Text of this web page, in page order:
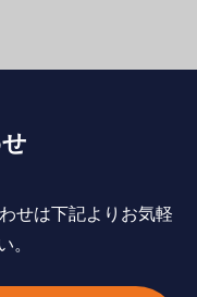
せは下記よりお気軽
。